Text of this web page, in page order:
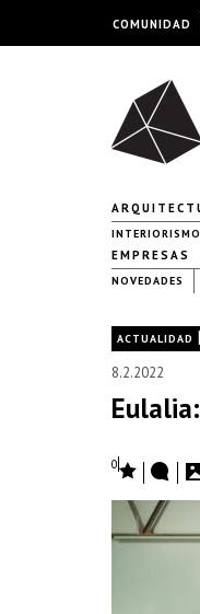
INTERIORISMO
EMPRESAS
NOVEDADES
ACTUALIDAD |
8.2.2022
0
COMUNIDAD